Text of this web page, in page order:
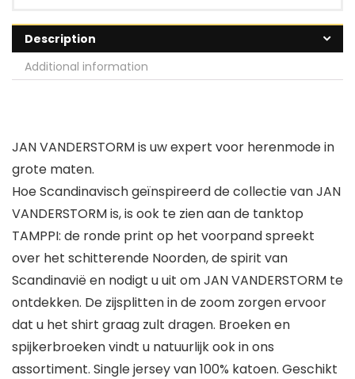
Description
Additional information
JAN VANDERSTORM is uw expert voor herenmode in
grote maten.
Hoe Scandinavisch geïnspireerd de collectie van JAN
VANDERSTORM is, is ook te zien aan de tanktop
TAMPPI: de ronde print op het voorpand spreekt
over het schitterende Noorden, de spirit van
Scandinavië en nodigt u uit om JAN VANDERSTORM te
ontdekken. De zijsplitten in de zoom zorgen ervoor
dat u het shirt graag zult dragen. Broeken en
spijkerbroeken vindt u natuurlijk ook in ons
assortiment. Single jersey van 100% katoen. Geschikt